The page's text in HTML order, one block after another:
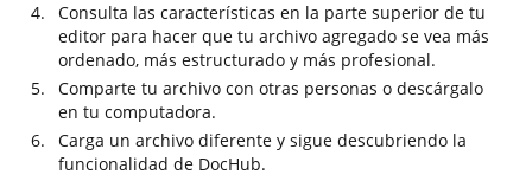
Consulta las características en la parte superior de tu
editor para hacer que tu archivo agregado se vea más
ordenado, más estructurado y más profesional.
Comparte tu archivo con otras personas o descárgalo
en tu computadora.
Carga un archivo diferente y sigue descubriendo la
funcionalidad de DocHub.